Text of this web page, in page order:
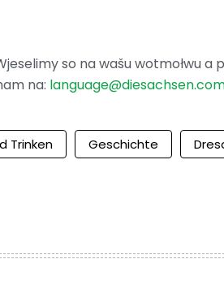
so na wašu wotmołwu a
na:
Trinken Geschichte